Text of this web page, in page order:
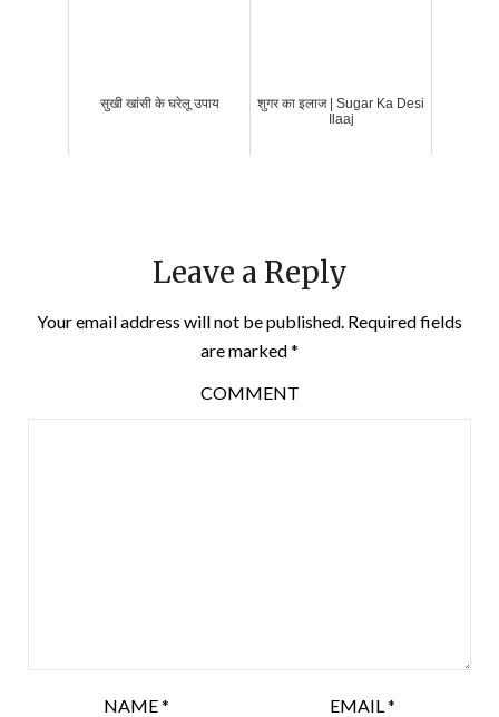
सुखी खांसी के घरेलू उपाय
शुगर का इलाज | Sugar Ka Desi
Ilaaj
Leave a Reply
Your email address will not be published. Required fields
are marked*
COMMENT
NAME* EMAIL *